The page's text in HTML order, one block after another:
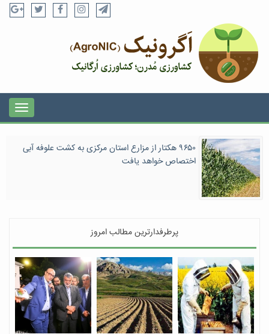
۹۶۵۰ هکتار از مزارع استان مرکزی به کشت علوفه‌ آبی
اختصاص خواهد یافت
پرطرفدارترین مطالب امروز